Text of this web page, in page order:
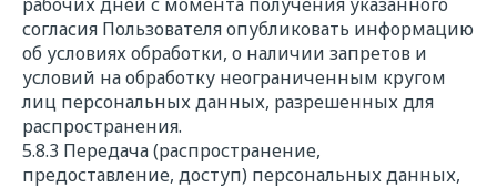
согласия Пользователя опубликовать информацию
об условиях обработки, о наличии запретов и
условий на обработку неограниченным кругом
лиц персональных данных, разрешенных для
распространения.
5.8.3 Передача (распространение,
предоставление, доступ) персональных данных,